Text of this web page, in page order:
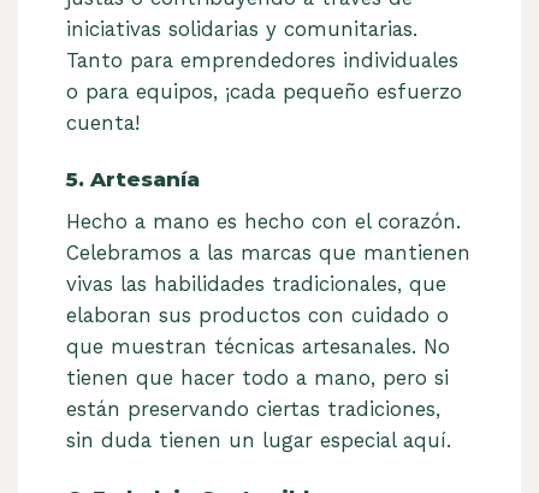
iniciativas solidarias y comunitarias.
Tanto para emprendedores individuales
o para equipos, ¡cada pequeño esfuerzo
cuenta!
5. Artesanía
Hecho a mano es hecho con el corazón.
Celebramos a las marcas que mantienen
vivas las habilidades tradicionales, que
elaboran sus productos con cuidado o
que muestran técnicas artesanales. No
tienen que hacer todo a mano, pero si
están preservando ciertas tradiciones,
sin duda tienen un lugar especial aquí.